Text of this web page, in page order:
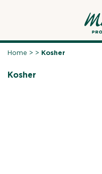
Home > > Kosher
Kosher